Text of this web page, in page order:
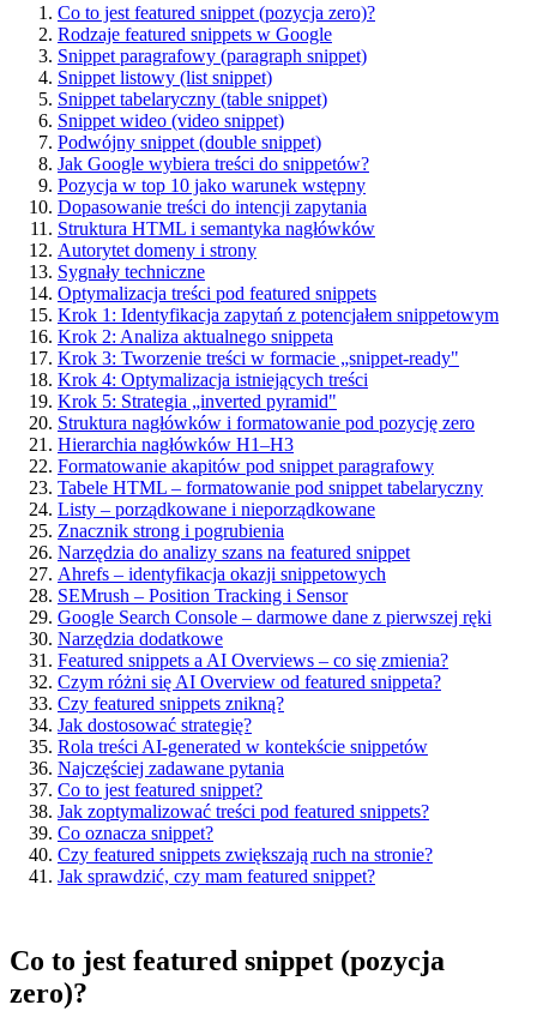
Co to jest featured snippet (pozycja zero)?
Rodzaje featured snippets w Google
Snippet paragrafowy (paragraph snippet)
Snippet listowy (list snippet)
Snippet tabelaryczny (table snippet)
Snippet wideo (video snippet)
Podwójny snippet (double snippet)
Jak Google wybiera treści do snippetów?
Pozycja w top 10 jako warunek wstępny
Dopasowanie treści do intencji zapytania
Struktura HTML i semantyka nagłówków
Autorytet domeny i strony
Sygnały techniczne
Optymalizacja treści pod featured snippets
Krok 1: Identyfikacja zapytań z potencjałem snippetowym
Krok 2: Analiza aktualnego snippeta
Krok 3: Tworzenie treści w formacie „snippet-ready"
Krok 4: Optymalizacja istniejących treści
Krok 5: Strategia „inverted pyramid"
Struktura nagłówków i formatowanie pod pozycję zero
Hierarchia nagłówków H1–H3
Formatowanie akapitów pod snippet paragrafowy
Tabele HTML – formatowanie pod snippet tabelaryczny
Listy – porządkowane i nieporządkowane
Znacznik strong i pogrubienia
Narzędzia do analizy szans na featured snippet
Ahrefs – identyfikacja okazji snippetowych
SEMrush – Position Tracking i Sensor
Google Search Console – darmowe dane z pierwszej ręki
Narzędzia dodatkowe
Featured snippets a AI Overviews – co się zmienia?
Czym różni się AI Overview od featured snippeta?
Czy featured snippets znikną?
Jak dostosować strategię?
Rola treści AI-generated w kontekście snippetów
Najczęściej zadawane pytania
Co to jest featured snippet?
Jak zoptymalizować treści pod featured snippets?
Co oznacza snippet?
Czy featured snippets zwiększają ruch na stronie?
Jak sprawdzić, czy mam featured snippet?
Co to jest featured snippet (pozycja
zero)?